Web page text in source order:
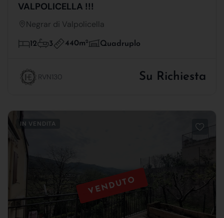
VALPOLICELLA !!!
Negrar di Valpolicella
12 3 440m2 Quadruplo
RVN130 Su Richiesta
VENDUTO
IN VENDITA